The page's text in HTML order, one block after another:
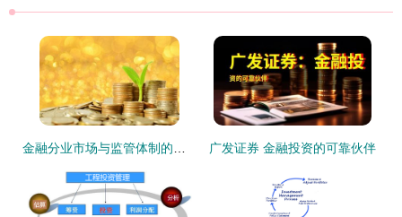
广发证券 金融投资的可靠伙伴